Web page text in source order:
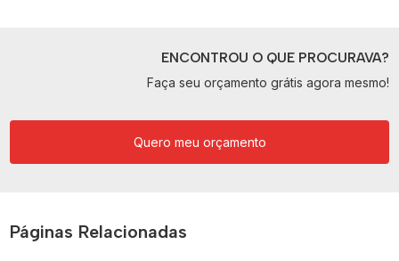
ENCONTROU O QUE PROCURAVA?
Faça seu orçamento grátis agora mesmo!
Quero meu orçamento
Páginas Relacionadas